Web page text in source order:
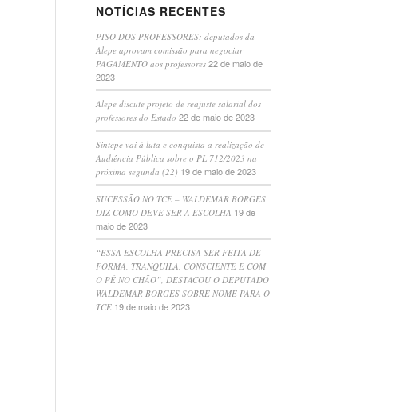
NOTÍCIAS RECENTES
PISO DOS PROFESSORES: deputados da
Alepe aprovam comissão para negociar
PAGAMENTO aos professores 22 de maio de
2023
Alepe discute projeto de reajuste salarial dos
professores do Estado 22 de maio de 2023
Sintepe vai à luta e conquista a realização de
Audiência Pública sobre o PL 712/2023 na
próxima segunda (22) 19 de maio de 2023
SUCESSÃO NO TCE – WALDEMAR BORGES
DIZ COMO DEVE SER A ESCOLHA 19 de
maio de 2023
“ESSA ESCOLHA PRECISA SER FEITA DE
FORMA, TRANQUILA, CONSCIENTE E COM
O PÉ NO CHÃO”, DESTACOU O DEPUTADO
WALDEMAR BORGES SOBRE NOME PARA O
TCE 19 de maio de 2023